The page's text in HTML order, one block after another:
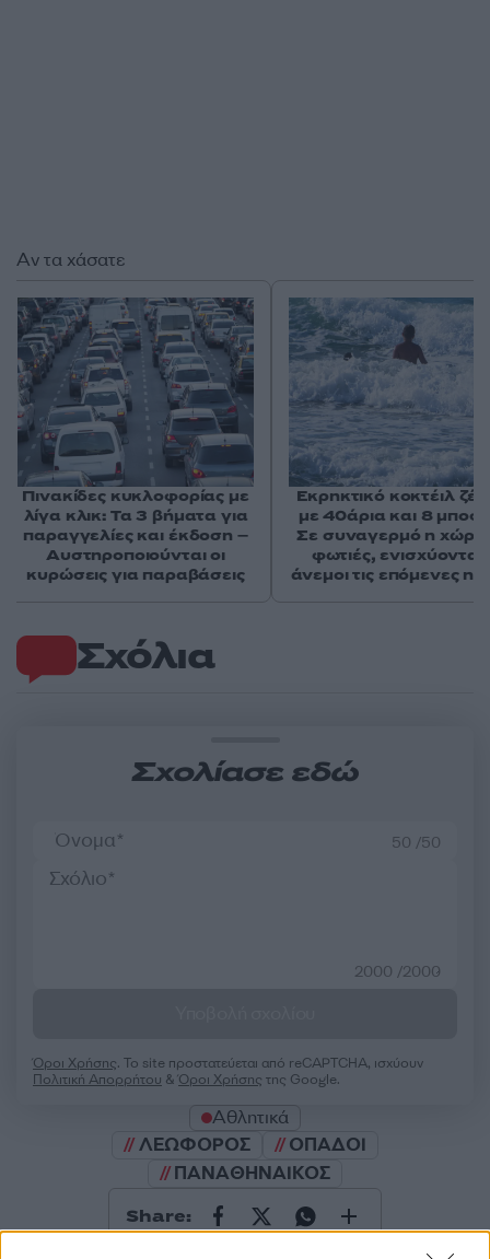
Σχόλια
Σχολίασε εδώ
50 /50
2000 /2000
Όροι Χρήσης. Το site προστατεύεται από reCAPTCHA, ισχύουν
Πολιτική Απορρήτου &Όροι Χρήσης της Google.
Αθλητικά
ΛΕΩΦΟΡΟΣ
ΟΠΑΔΟΙ
ΠΑΝΑΘΗΝΑΙΚΟΣ
Share:
Αν τα χάσατε
Πινακίδες κυκλοφορίας με
λίγα κλικ: Τα 3 βήματα για
παραγγελίες και έκδοση –
Αυστηροποιούνται οι
κυρώσεις για παραβάσεις
Εκρηκτικό κοκτέιλ
με 40άρια και 8
Σε συναγερμό η χώρα
φωτιές, ενισχύονται
άνεμοι τις επόμενες